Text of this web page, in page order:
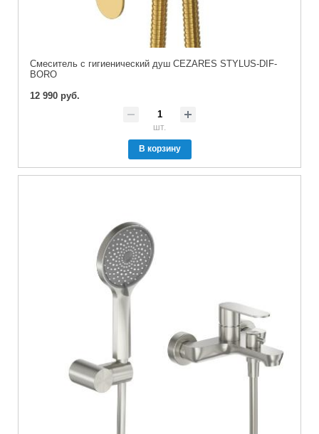
Смеситель с гигиенический душ CEZARES STYLUS-DIF-
BORO
12 990 руб.
шт.
В корзину